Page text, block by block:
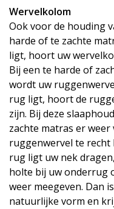
Wervelkolom
Ook voor de houding
harde of te zachte
ligt, hoort uw
Bij een te harde of
wordt uw
rug ligt, hoort de
zijn. Bij deze
zachte matras er
ruggenwervel te recht
rug ligt uw nek
holte bij uw onderrug
weer meegeven. Dan
natuurlijke vorm en